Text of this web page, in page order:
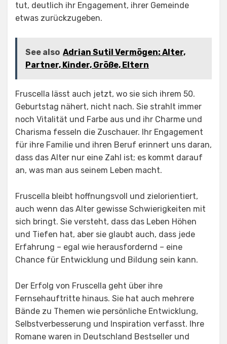
tut, deutlich ihr Engagement, ihrer Gemeinde
etwas zurückzugeben.
See also Adrian Sutil Vermögen: Alter,
Partner, Kinder, Größe, Eltern
Fruscella lässt auch jetzt, wo sie sich ihrem 50.
Geburtstag nähert, nicht nach. Sie strahlt immer
noch Vitalität und Farbe aus und ihr Charme und
Charisma fesseln die Zuschauer. Ihr Engagement
für ihre Familie und ihren Beruf erinnert uns daran,
dass das Alter nur eine Zahl ist; es kommt darauf
an, was man aus seinem Leben macht.
Fruscella bleibt hoffnungsvoll und zielorientiert,
auch wenn das Alter gewisse Schwierigkeiten mit
sich bringt. Sie versteht, dass das Leben Höhen
und Tiefen hat, aber sie glaubt auch, dass jede
Erfahrung – egal wie herausfordernd – eine
Chance für Entwicklung und Bildung sein kann.
Der Erfolg von Fruscella geht über ihre
Fernsehauftritte hinaus. Sie hat auch mehrere
Bände zu Themen wie persönliche Entwicklung,
Selbstverbesserung und Inspiration verfasst. Ihre
Romane waren in Deutschland Bestseller und